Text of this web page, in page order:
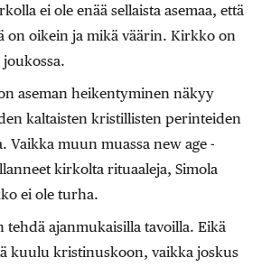
ei ole enää sellaista asemaa, että
on oikein ja mikä väärin. Kirkko on
aseman heikentyminen näkyy
kaltaisten kristillisten perinteiden
Vaikka muun muassa new age -
kirkolta ­rituaaleja, Simola
ei ole turha.
tehdä ajanmukaisilla tavoilla. Eikä
kuulu kristinuskoon, vaikka joskus